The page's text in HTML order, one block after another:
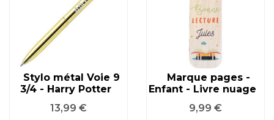
Stylo métal Voie 9
3/4 - Harry Potter
Prix
13,99 €
Marque pages -
Enfant - Livre nuage
Prix
9,99 €